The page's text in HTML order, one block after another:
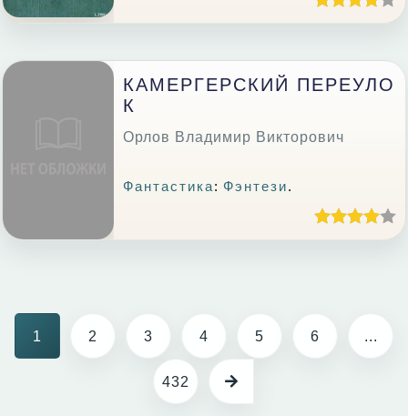
КАМЕРГЕРСКИЙ ПЕРЕУЛО
К
Орлов Владимир Викторович
Фантастика: Фэнтези.
1 2 3 4 5 6 ...
432